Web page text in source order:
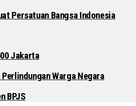
Persatuan Bangsa Indonesia
Jakarta
Warga Negara
BPJS